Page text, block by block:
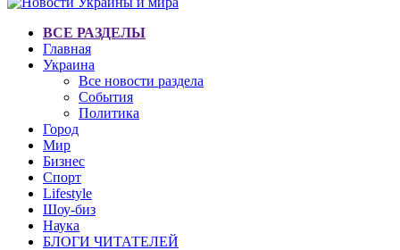
ВСЕ РАЗДЕЛЫ
Главная
Украина
Все новости раздела
События
Политика
Город
Мир
Бизнес
Спорт
Lifestyle
Шоу-биз
Наука
БЛОГИ ЧИТАТЕЛЕЙ